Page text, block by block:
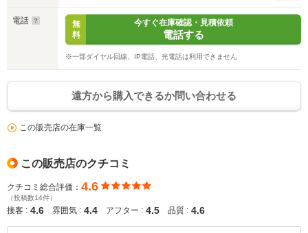
電話
無
料
今すぐ在庫確認・見積依頼
電話する
※一部ダイヤル回線、IP電話、光電話は利用できません
遠方から購入できるか問い合わせる
この販売店の在庫一覧
この販売店のクチコミ
クチコミ総合評価： 4.6
（投稿数14件）
接客 : 4.6 雰囲気 : 4.4 アフター : 4.5 品質 : 4.6